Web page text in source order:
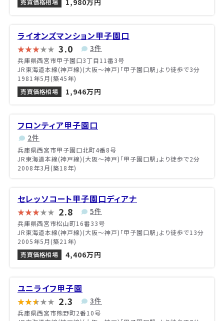
売買価格相場 1,980万円
ライオンズマンション甲子園口
3.0 3件
兵庫県西宮市甲子園口3丁目11番3号
JR東海道本線(神戸線)(大阪～神戸)「甲子園口駅」より徒歩で3分
1981年5月(築45年)
売買価格相場
1,946万円
フロンティア甲子園口
2件
兵庫県西宮市甲子園口北町4番8号
JR東海道本線(神戸線)(大阪～神戸)「甲子園口駅」より徒歩で2分
2008年3月(築18年)
セレッソコート甲子園口ディアナ
2.8 5件
兵庫県西宮市松山町16番33号
JR東海道本線(神戸線)(大阪～神戸)「甲子園口駅」より徒歩で13分
2005年5月(築21年)
売買価格相場
4,406万円
ユニライフ甲子園
2.3 3件
兵庫県西宮市熊野町2番10号